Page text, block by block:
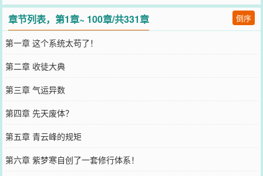
章节列表，第1章~ 100章/共331章 倒序
第一章 这个系统太苟了！
第二章 收徒大典
第三章 气运异数
第四章 先天废体？
第五章 青云峰的规矩
第六章 紫梦寒自创了一套修行体系！